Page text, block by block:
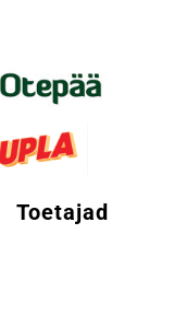
Toetajad